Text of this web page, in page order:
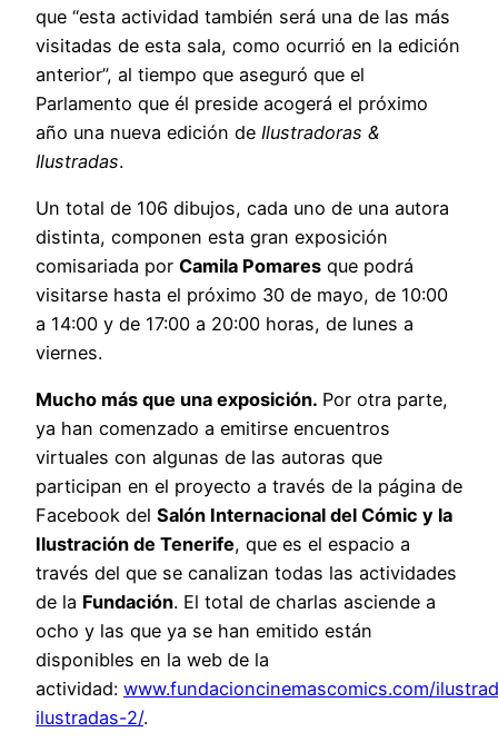
que “esta actividad también será una de las más
visitadas de esta sala, como ocurrió en la edición
anterior”, al tiempo que aseguró que el
Parlamento que él preside acogerá el próximo
año una nueva edición de Ilustradoras &
Ilustradas.
Un total de 106 dibujos, cada uno de una autora
distinta, componen esta gran exposición
comisariada por Camila Pomares que podrá
visitarse hasta el próximo 30 de mayo, de 10:00
a 14:00 y de 17:00 a 20:00 horas, de lunes a
viernes.
Mucho más que una exposición. Por otra parte,
ya han comenzado a emitirse encuentros
virtuales con algunas de las autoras que
participan en el proyecto a través de la página de
Facebook del Salón Internacional del Cómic y la
Ilustración de Tenerife, que es el espacio a
través del que se canalizan todas las actividades
de la Fundación. El total de charlas asciende a
ocho y las que ya se han emitido están
disponibles en la web de la
actividad: www.fundacioncinemascomics.com/
ilustradas-2/.